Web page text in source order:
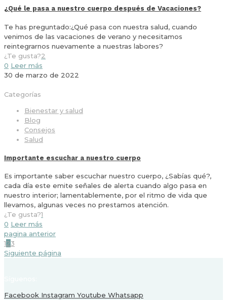
¿Qué le pasa a nuestro cuerpo después de Vacaciones?
Te has preguntado:¿Qué pasa con nuestra salud, cuando
venimos de las vacaciones de verano y necesitamos
reintegrarnos nuevamente a nuestras labores?
¿Te gusta?2
0 Leer más
30 de marzo de 2022
Categorías
Bienestar y salud
Blog
Consejos
Salud
Importante escuchar a nuestro cuerpo
Es importante saber escuchar nuestro cuerpo, ¿Sabías qué?,
cada día este emite señales de alerta cuando algo pasa en
nuestro interior; lamentablemente, por el ritmo de vida que
llevamos, algunas veces no prestamos atención.
¿Te gusta?1
0 Leer más
pagina anterior
123
Siguiente página
Facebook Instagram Youtube Whatsapp